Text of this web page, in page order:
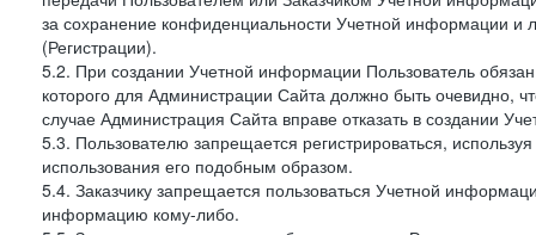
за сохранение конфиденциальности Учетной информации
(Регистрации).
5.2. При создании Учетной информации Пользователь
которого для Администрации Сайта должно быть очевидно,
случае Администрация Сайта вправе отказать в создании
5.3. Пользователю запрещается регистрироваться,
использования его подобным образом.
5.4. Заказчику запрещается пользоваться Учетной
информацию кому-либо.